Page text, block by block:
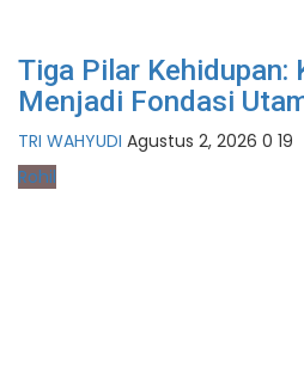
Tiga Pilar Kehidupan:
Menjadi Fondasi
TRI WAHYUDI Agustus 2, 2026 0 19
Rohil